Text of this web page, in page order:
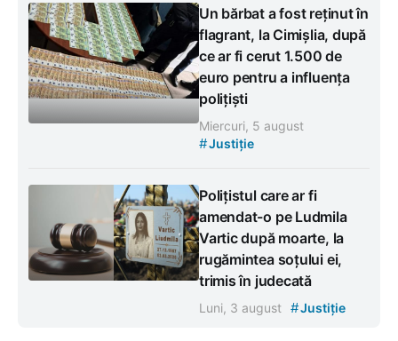
Un bărbat a fost reținut în
flagrant, la Cimișlia, după
ce ar fi cerut 1.500 de
euro pentru a influența
polițiști
Miercuri, 5 august
#Justiție
Polițistul care ar fi
amendat-o pe Ludmila
Vartic după moarte, la
rugămintea soțului ei,
trimis în judecată
Luni, 3 august #Justiție